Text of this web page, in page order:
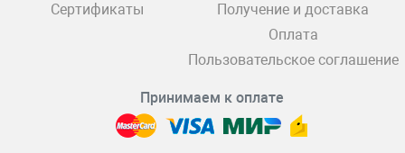
Сертификаты
Получение и доставка
Оплата
Пользовательское соглашение
Принимаем к оплате